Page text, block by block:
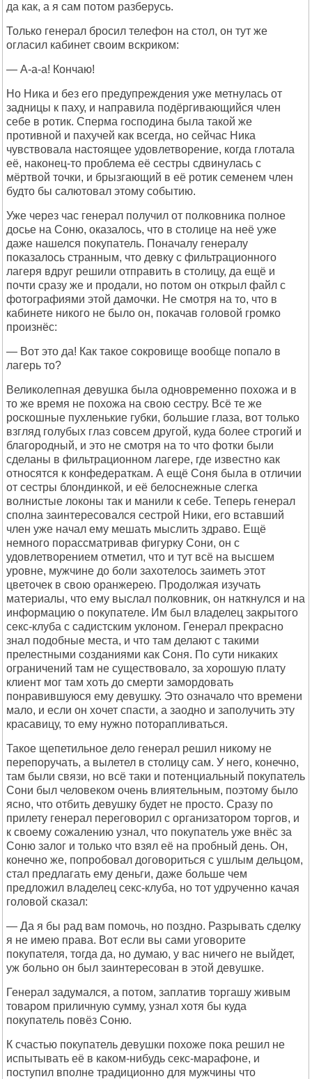
да как, а я сам потом разберусь.
Только генерал бросил телефон на стол, он тут же
огласил кабинет своим вскриком:
— А-а-а! Кончаю!
Но Ника и без его предупреждения уже метнулась от
задницы к паху, и направила подёргивающийся член
себе в ротик. Сперма господина была такой же
противной и пахучей как всегда, но сейчас Ника
чувствовала настоящее удовлетворение, когда глотала
её, наконец-то проблема её сестры сдвинулась с
мёртвой точки, и брызгающий в её ротик семенем член
будто бы салютовал этому событию.
Уже через час генерал получил от полковника полное
досье на Соню, оказалось, что в столице на неё уже
даже нашелся покупатель. Поначалу генералу
показалось странным, что девку с фильтрационного
лагеря вдруг решили отправить в столицу, да ещё и
почти сразу же и продали, но потом он открыл файл с
фотографиями этой дамочки. Не смотря на то, что в
кабинете никого не было он, покачав головой громко
произнёс:
— Вот это да! Как такое сокровище вообще попало в
лагерь то?
Великолепная девушка была одновременно похожа и в
то же время не похожа на свою сестру. Всё те же
роскошные пухленькие губки, большие глаза, вот только
взгляд голубых глаз совсем другой, куда более строгий и
благородный, и это не смотря на то что фотки были
сделаны в фильтрационном лагере, где известно как
относятся к конфедераткам. А ещё Соня была в отличии
от сестры блондинкой, и её белоснежные слегка
волнистые локоны так и манили к себе. Теперь генерал
сполна заинтересовался сестрой Ники, его вставший
член уже начал ему мешать мыслить здраво. Ещё
немного порассматривав фигурку Сони, он с
удовлетворением отметил, что и тут всё на высшем
уровне, мужчине до боли захотелось заиметь этот
цветочек в свою оранжерею. Продолжая изучать
материалы, что ему выслал полковник, он наткнулся и на
информацию о покупателе. Им был владелец закрытого
секс-клуба с садистским уклоном. Генерал прекрасно
знал подобные места, и что там делают с такими
прелестными созданиями как Соня. По сути никаких
ограничений там не существовало, за хорошую плату
клиент мог там хоть до смерти замордовать
понравившуюся ему девушку. Это означало что времени
мало, и если он хочет спасти, а заодно и заполучить эту
красавицу, то ему нужно поторапливаться.
Такое щепетильное дело генерал решил никому не
перепоручать, а вылетел в столицу сам. У него, конечно,
там были связи, но всё таки и потенциальный покупатель
Сони был человеком очень влиятельным, поэтому было
ясно, что отбить девушку будет не просто. Сразу по
прилету генерал переговорил с организатором торгов, и
к своему сожалению узнал, что покупатель уже внёс за
Соню залог и только что взял её на пробный день. Он,
конечно же, попробовал договориться с ушлым дельцом,
стал предлагать ему деньги, даже больше чем
предложил владелец секс-клуба, но тот удрученно качая
головой сказал:
— Да я бы рад вам помочь, но поздно. Разрывать сделку
я не имею права. Вот если вы сами уговорите
покупателя, тогда да, но думаю, у вас ничего не выйдет,
уж больно он был заинтересован в этой девушке.
Генерал задумался, а потом, заплатив торгашу живым
товаром приличную сумму, узнал хотя бы куда
покупатель повёз Соню.
К счастью покупатель девушки похоже пока решил не
испытывать её в каком-нибудь секс-марафоне, и
поступил вполне традиционно для мужчины что